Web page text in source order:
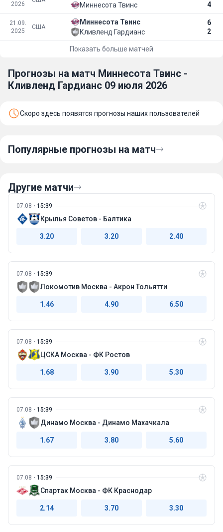
2026 4
Миннесота Твинс
21.09.
2025
США
Миннесота Твинс
6
2
Кливленд Гардианс
Показать больше матчей
Прогнозы на матч Миннесота Твинс -
Кливленд Гардианс 09 июля 2026
Скоро здесь появятся прогнозы наших пользователей
Популярные прогнозы на матч
Другие матчи
07.08 15:39
Крылья Советов - Балтика
3.20 3.20 2.40
07.08 15:39
Локомотив Москва - Акрон Тольятти
1.46 4.90 6.50
07.08 15:39
ЦСКА Москва - ФК Ростов
1.68 3.90 5.30
07.08 15:39
Динамо Москва - Динамо Махачкала
1.67 3.80 5.60
07.08 15:39
Спартак Москва - ФК Краснодар
2.14 3.70 3.30